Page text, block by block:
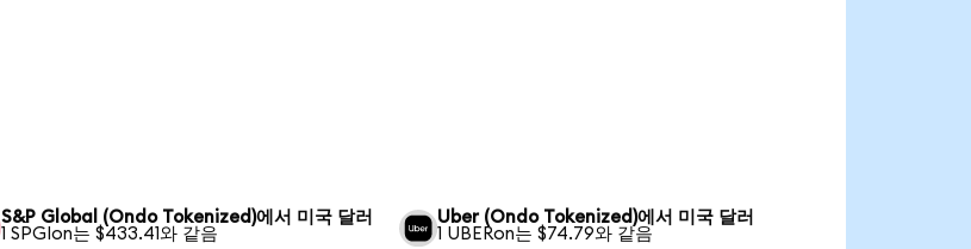
S&P Global (Ondo Tokenized)에서 미국 달러
1 SPGIon는 $433.41와 같음
Uber (Ondo Tokenized)에서 미국 달러
1 UBERon는 $74.79와 같음